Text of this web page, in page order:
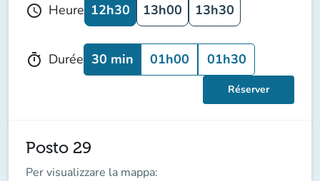
schedule Heure 12h30 13h00 13h30
timer Durée 30 min 01h00 01h30
Réserver
Posto 29
Per visualizzare la mappa: